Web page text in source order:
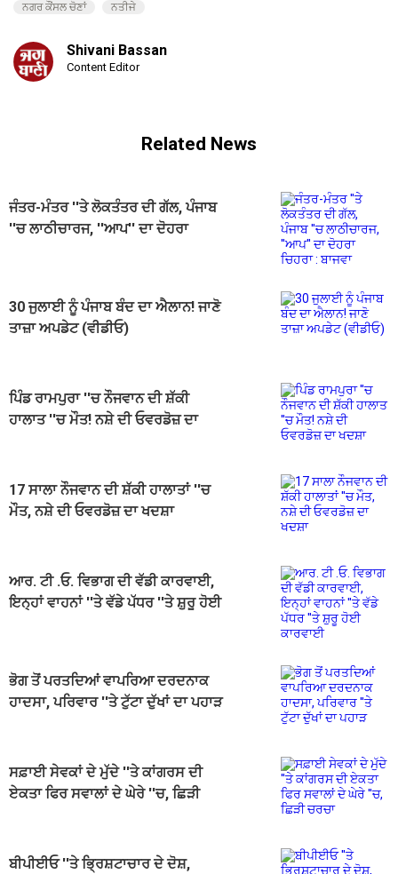
ਨਗਰ ਕੌਂਸਲ ਚੋਣਾਂ
ਨਤੀਜੇ
Shivani Bassan
Content Editor
Related News
ਜੰਤਰ-ਮੰਤਰ ''ਤੇ ਲੋਕਤੰਤਰ ਦੀ ਗੱਲ, ਪੰਜਾਬ
''ਚ ਲਾਠੀਚਾਰਜ, ''ਆਪ'' ਦਾ ਦੋਹਰਾ
30 ਜੁਲਾਈ ਨੂੰ ਪੰਜਾਬ ਬੰਦ ਦਾ ਐਲਾਨ! ਜਾਣੋ
ਤਾਜ਼ਾ ਅਪਡੇਟ (ਵੀਡੀਓ)
ਪਿੰਡ ਰਾਮਪੁਰਾ ''ਚ ਨੌਜਵਾਨ ਦੀ ਸ਼ੱਕੀ
ਹਾਲਾਤ ''ਚ ਮੌਤ! ਨਸ਼ੇ ਦੀ ਓਵਰਡੋਜ਼ ਦਾ
17 ਸਾਲਾ ਨੌਜਵਾਨ ਦੀ ਸ਼ੱਕੀ ਹਾਲਾਤਾਂ ''ਚ
ਮੌਤ, ਨਸ਼ੇ ਦੀ ਓਵਰਡੋਜ਼ ਦਾ ਖਦਸ਼ਾ
ਆਰ. ਟੀ .ਓ. ਵਿਭਾਗ ਦੀ ਵੱਡੀ ਕਾਰਵਾਈ,
ਇਨ੍ਹਾਂ ਵਾਹਨਾਂ ''ਤੇ ਵੱਡੇ ਪੱਧਰ ''ਤੇ ਸ਼ੁਰੂ ਹੋਈ
ਭੋਗ ਤੋਂ ਪਰਤਦਿਆਂ ਵਾਪਰਿਆ ਦਰਦਨਾਕ
ਹਾਦਸਾ, ਪਰਿਵਾਰ ''ਤੇ ਟੁੱਟਾ ਦੁੱਖਾਂ ਦਾ ਪਹਾੜ
ਸਫ਼ਾਈ ਸੇਵਕਾਂ ਦੇ ਮੁੱਦੇ ''ਤੇ ਕਾਂਗਰਸ ਦੀ
ਏਕਤਾ ਫਿਰ ਸਵਾਲਾਂ ਦੇ ਘੇਰੇ ''ਚ, ਛਿੜੀ
ਬੀਪੀਈਓ ''ਤੇ ਭ੍ਰਿਸ਼ਟਾਚਾਰ ਦੇ ਦੋਸ਼,